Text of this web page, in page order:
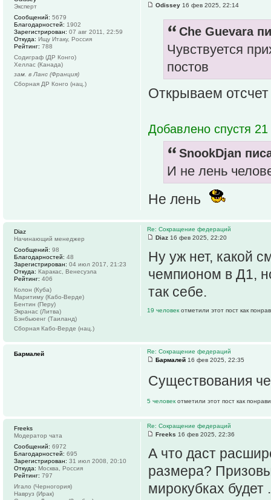
Odissey 16 фев 2025, 22:14
Che Guevara
Чувствуется
постов
Открываем
Добавлено спустя 21
SnookDjan
И не лень
Не лень
Эксперт
Сообщений: 5679
Благодарностей: 1902
Зарегистрирован: 07 авг 2011, 22:59
Откуда: Ищу Итаку, Россия
Рейтинг: 788
Содиграф (ДР Конго)
Хеллас (Канада)
зам. в Ланс (Франция)
Сборная ДР Конго (нац.)
Re: Сокращение федераций
Diaz 16 фев 2025, 22:20
Ну уж нет, какой
чемпионом в Д1,
так себе.
19 человек отметили этот пост как
Diaz
Начинающий менеджер
Сообщений: 98
Благодарностей: 48
Зарегистрирован: 04 июл 2017, 21:23
Откуда: Каракас, Венесуэла
Рейтинг: 406
Колон (Куба)
Маритиму (Кабо-Верде)
Бентин (Перу)
Экранас (Литва)
Бэнбьюенг (Таиланд)
Сборная Кабо-Верде (нац.)
Re: Сокращение федераций
Бармалей 16 фев 2025, 22:35
Существования
5 человек отметили этот пост как
Бармалей
Re: Сокращение федераций
Freeks 16 фев 2025, 22:36
А что даст
размера?
мирокубках
Freeks
Модератор чата
Сообщений: 6972
Благодарностей: 695
Зарегистрирован: 31 июл 2008, 20:10
Откуда: Москва, Россия
Рейтинг: 797
Игало (Черногория)
Навруз (Ирак)